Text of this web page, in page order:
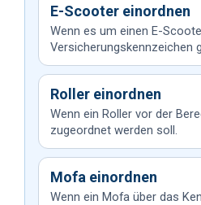
E-Scooter einordnen
Wenn es um einen E-
Versicherungskennzeichen
Roller einordnen
Wenn ein Roller vor der
zugeordnet werden soll.
Mofa einordnen
Wenn ein Mofa über das